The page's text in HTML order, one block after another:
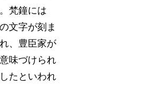
梵鐘には
文字が刻ま
、豊臣家が
味づけられ
たといわれ